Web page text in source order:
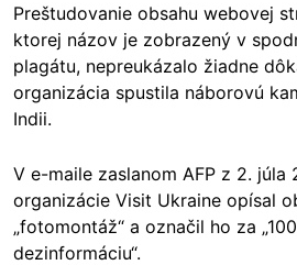
Preštudovanie obsahu webovej
ktorej názov je zobrazený v
plagátu, nepreukázalo žiadne
organizácia spustila náborovú
Indii.
V e-maile zaslanom AFP z 2. júla
organizácie Visit Ukraine opísal
„fotomontáž“ a označil ho za
dezinformáciu“.